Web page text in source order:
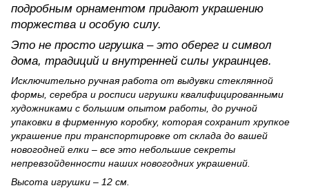
подробным орнаментом придают украшению
торжества и особую силу.
Это не просто игрушка – это оберег и символ
дома, традиций и внутренней силы украинцев.
Исключительно ручная работа от выдувки стеклянной
формы, серебра и росписи игрушки квалифицированными
художниками с большим опытом работы, до ручной
упаковки в фирменную коробку, которая сохранит хрупкое
украшение при транспортировке от склада до вашей
новогодней елки – все это небольшие секреты
непревзойденности наших новогодних украшений.
Высота игрушки – 12 см.